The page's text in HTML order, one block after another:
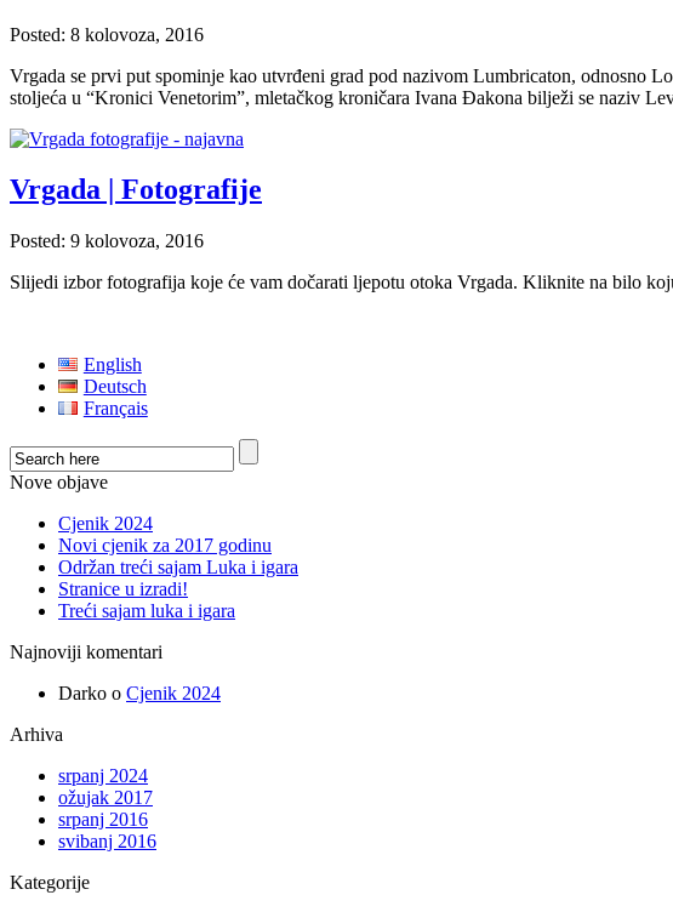
Posted: 8 kolovoza, 2016
Vrgada se prvi put spominje kao utvrđeni grad pod nazivom Lumbricaton, odnosno
stoljeća u “Kronici Venetorim”, mletačkog kroničara Ivana Đakona bilježi se naziv
Vrgada | Fotografije
Posted: 9 kolovoza, 2016
Slijedi izbor fotografija koje će vam dočarati ljepotu otoka Vrgada. Kliknite na
English
Deutsch
Français
Nove objave
Cjenik 2024
Novi cjenik za 2017 godinu
Održan treći sajam Luka i igara
Stranice u izradi!
Treći sajam luka i igara
Najnoviji komentari
Darko o Cjenik 2024
Arhiva
srpanj 2024
ožujak 2017
srpanj 2016
svibanj 2016
Kategorije